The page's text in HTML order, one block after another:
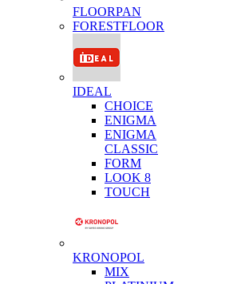
FLOORPAN
FORESTFLOOR
IDEAL
CHOICE
ENIGMA
ENIGMA
CLASSIC
FORM
LOOK 8
TOUCH
KRONOPOL
MIX